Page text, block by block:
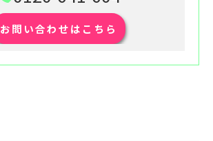
お問い合わせはこちら